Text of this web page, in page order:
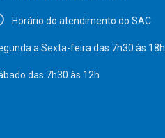
Horário do atendimento do SAC
a Sexta-feira das 7h30 às 18h
das 7h30 às 12h